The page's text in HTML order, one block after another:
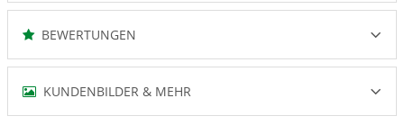
BEWERTUNGEN
KUNDENBILDER & MEHR